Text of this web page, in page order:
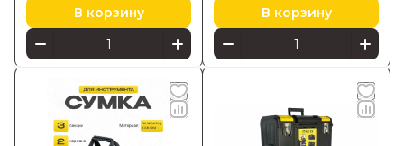
В корзину В корзину